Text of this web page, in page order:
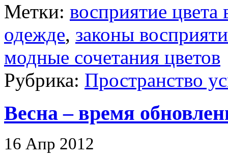
Метки: восприятие цвета
одежде, законы
модные сочетания цветов
Рубрика: Пространство
Весна – время
16 Апр 2012